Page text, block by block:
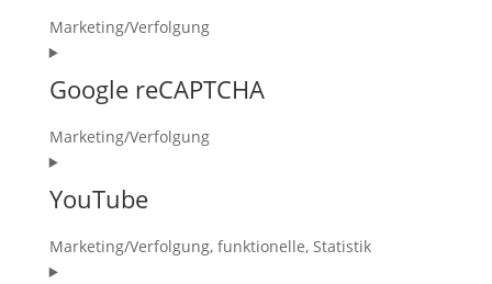
Marketing/Verfolgung
Consent
to
service
google-
Google reCAPTCHA
Marketing/Verfolgung
Consent
to
service
google-
recaptcha
YouTube
Marketing/Verfolgung, funktionelle, Statistik
Consent